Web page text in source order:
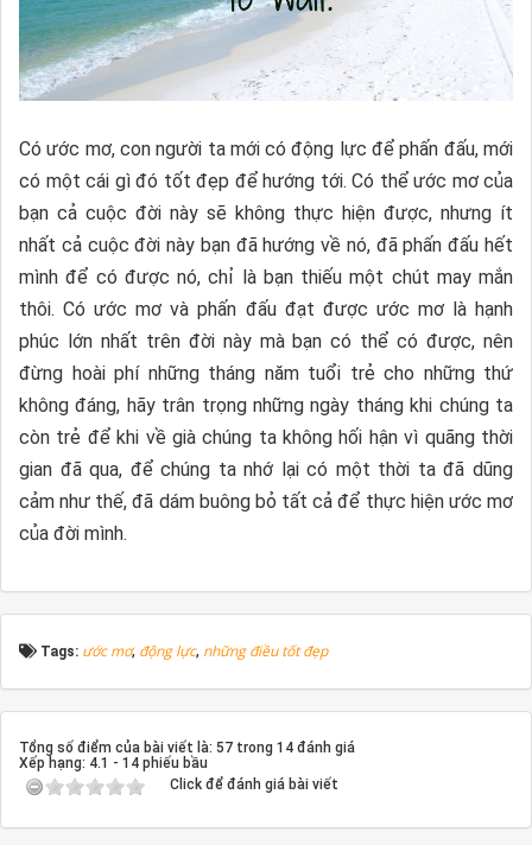
Có ước mơ, con người ta mới có động lực để phấn đấu, mới
có một cái gì đó tốt đẹp để hướng tới. Có thể ước mơ của
bạn cả cuộc đời này sẽ không thực hiện được, nhưng ít
nhất cả cuộc đời này bạn đã hướng về nó, đã phấn đấu hết
mình để có được nó, chỉ là bạn thiếu một chút may mắn
thôi. Có ước mơ và phấn đấu đạt được ước mơ là hạnh
phúc lớn nhất trên đời này mà bạn có thể có được, nên
đừng hoài phí những tháng năm tuổi trẻ cho những thứ
không đáng, hãy trân trọng những ngày tháng khi chúng ta
còn trẻ để khi về già chúng ta không hối hận vì quãng thời
gian đã qua, để chúng ta nhớ lại có một thời ta đã dũng
cảm như thế, đã dám buông bỏ tất cả để thực hiện ước mơ
của đời mình.
Tags: ước mơ, động lực, những điều tốt đẹp
Tổng số điểm của bài viết là: 57 trong 14 đánh giá
Xếp hạng: 4.1 - 14 phiếu bầu
Click để đánh giá bài viết